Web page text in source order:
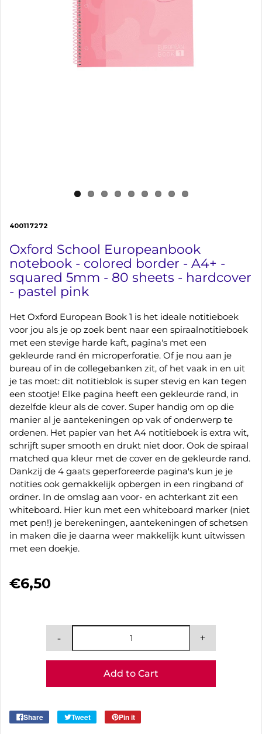
400117272
Oxford School Europeanbook
notebook - colored border - A4+ -
squared 5mm - 80 sheets - hardcover
- pastel pink
Het Oxford European Book 1 is het ideale notitieboek
voor jou als je op zoek bent naar een spiraalnotitieboek
met een stevige harde kaft, pagina's met een
gekleurde rand én microperforatie. Of je nou aan je
bureau of in de collegebanken zit, of het vaak in en uit
je tas moet: dit notitieblok is super stevig en kan tegen
een stootje! Elke pagina heeft een gekleurde rand, in
dezelfde kleur als de cover. Super handig om op die
manier al je aantekeningen op vak of onderwerp te
ordenen. Het papier van het A4 notitieboek is extra wit,
schrijft super smooth en drukt niet door. Ook de spiraal
matched qua kleur met de cover en de gekleurde rand.
Dankzij de 4 gaats geperforeerde pagina's kun je je
notities ook gemakkelijk opbergen in een ringband of
ordner. In de omslag aan voor- en achterkant zit een
whiteboard. Hier kun met een whiteboard marker (niet
met pen!) je berekeningen, aantekeningen of schetsen
in maken die je daarna weer makkelijk kunt uitwissen
met een doekje.
€6,50
Add to Cart
Share Tweet Pin it